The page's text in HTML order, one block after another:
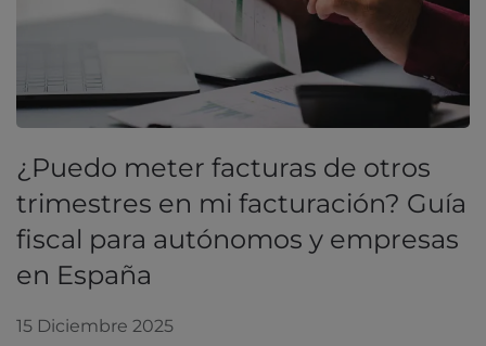
¿Puedo meter facturas de otros
trimestres en mi facturación? Guía
fiscal para autónomos y empresas
en España
15 Diciembre 2025